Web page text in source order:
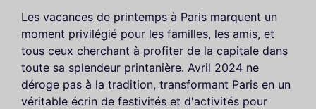
Les vacances de printemps à Paris marquent un
moment privilégié pour les familles, les amis, et
tous ceux cherchant à profiter de la capitale dans
toute sa splendeur printanière. Avril 2024 ne
déroge pas à la tradition, transformant Paris en un
véritable écrin de festivités et d'activités pour